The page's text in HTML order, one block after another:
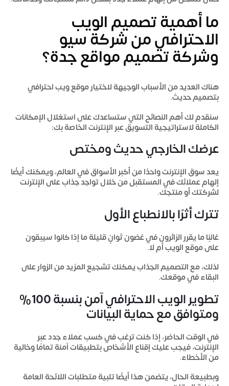
ما أهمية تصميم الويب
الاحترافي من شركة سيو
وشركة تصميم مواقع جدة؟
هناك العديد من الأسباب الوجيهة لاختيار موقع ويب احترافي
بتصميم حديث.
سنقدم لك أهم النصائح التي ستساعدك على استغلال الإمكانات
الكاملة لاستراتيجية التسويق عبر الإنترنت الخاصة بك:
عرضك الخارجي حديث ومختص
يعد سوق الإنترنت واحدًا من أكبر الأسواق في العالم، ويمكنك أيضًا
إلهام عملائك في المستقبل من خلال تواجد جذاب على الإنترنت
لشركتك أو منتجك.
تترك أثرًا بالانطباع الأول
غالبًا ما يقرر الزائرون في غضون ثوانٍ قليلة ما إذا كانوا سيبقون
على موقع الويب أم لا.
لذلك، مع التصميم الجذاب يمكنك تشجيع المزيد من الزوار على
البقاء في موقعك.
تطوير الويب الاحترافي آمن بنسبة 100%
ومتوافق مع حماية البيانات
في الوقت الحاضر، إذا كنت ترغب في كسب عملاء جدد عبر
الإنترنت، فيجب عليك إقناع الأشخاص بتطبيقات آمنة تمامًا وخالية
من الأخطاء.
وبطبيعة الحال، يتضمن هذا أيضًا تلبية متطلبات اللائحة العامة